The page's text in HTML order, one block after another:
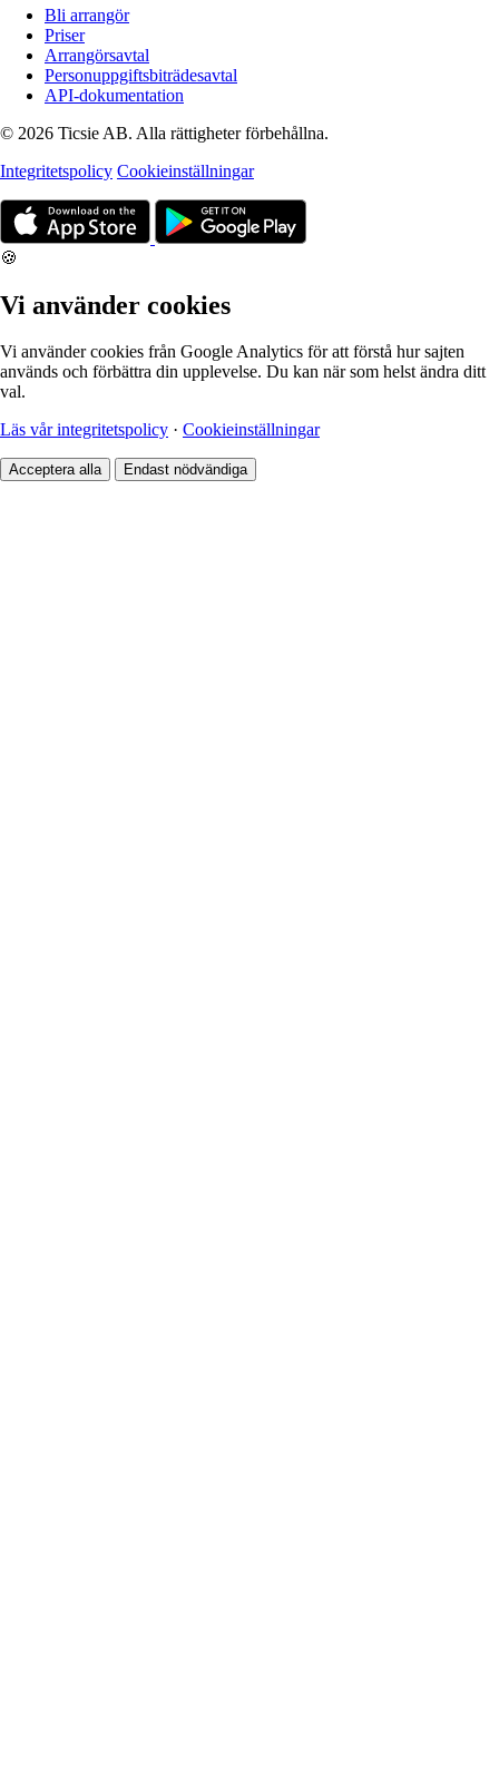
Bli arrangör
Priser
Arrangörsavtal
Personuppgiftsbiträdesavtal
API-dokumentation
© 2026 Ticsie AB. Alla rättigheter förbehållna.
Integritetspolicy Cookieinställningar
🍪
Vi använder cookies
Vi använder cookies från Google Analytics för att förstå hur sajten
används och förbättra din upplevelse. Du kan när som helst ändra ditt
val.
Läs vår integritetspolicy · Cookieinställningar
Acceptera alla Endast nödvändiga